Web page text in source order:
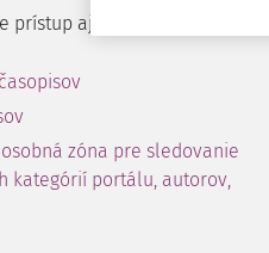
prístup aj k vybranému obsahu:
zóna pre sledovanie
kategórií portálu, autorov,